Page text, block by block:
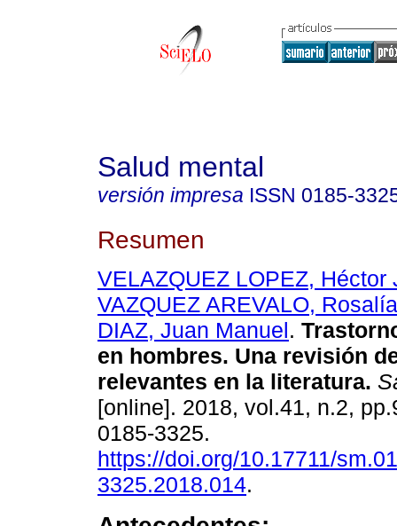
Salud mental
versión impresa ISSN 0185-
Resumen
VELAZQUEZ LOPEZ, Héctor
VAZQUEZ AREVALO, Rosalía
DIAZ, Juan Manuel.
en hombres. Una revisión
relevantes en la literatura.
[online]. 2018, vol.41, n.2,
0185-3325.
https://doi.org/10.17711/
3325.2018.014.